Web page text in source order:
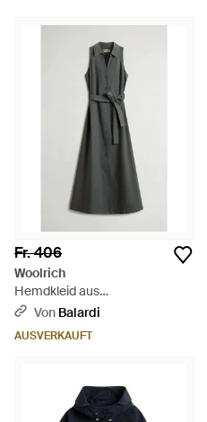
Fr. 406
Woolrich
Hemdkleid aus
Baumwollpopeline von - Grau
Von Balardi
AUSVERKAUFT